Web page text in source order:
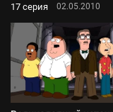
17 серия 02.05.2010